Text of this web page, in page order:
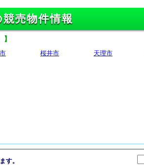
売物件情報
桜井市 天理市
す。